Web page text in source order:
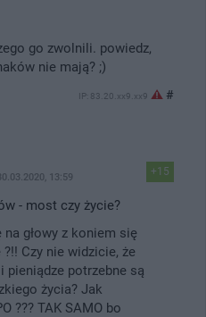
go zwolnili. powiedz,
nie mają? ;)
IP: 83.20.xx9.xx9 #
+15
13:59
- most czy życie?
na głowy z koniem się
Czy nie widzicie, że
pieniądze potrzebne są
życia? Jak
??? TAK SAMO bo